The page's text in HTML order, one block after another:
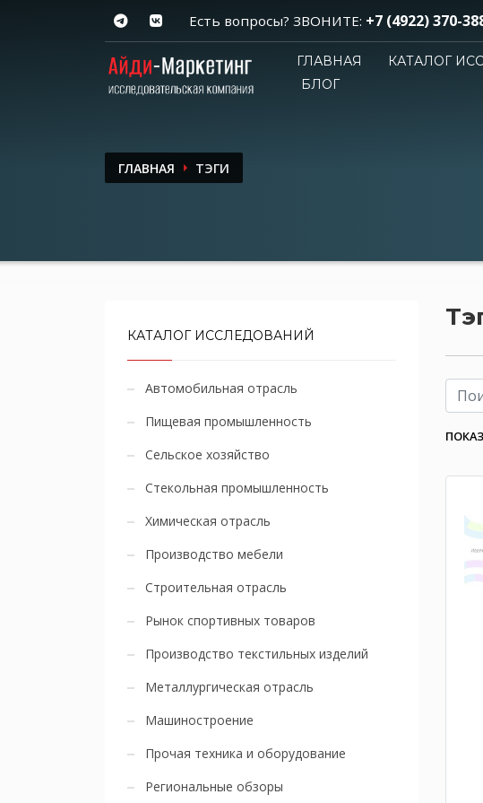
Есть вопросы? ЗВОНИТЕ: +7 (4922) 370-
ГЛАВНАЯ КАТАЛОГ
БЛОГ
ГЛАВНАЯ ТЭГИ
КАТАЛОГ ИССЛЕДОВАНИЙ
Автомобильная отрасль
Пищевая промышленность
Сельское хозяйство
Стекольная промышленность
Химическая отрасль
Производство мебели
Строительная отрасль
Рынок спортивных товаров
Производство текстильных изделий
Металлургическая отрасль
Машиностроение
Прочая техника и оборудование
Региональные обзоры